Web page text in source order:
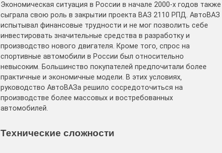
Экономическая ситуация в России в начале 2000-х годов также
сыграла свою роль в закрытии проекта ВАЗ 2110 РПД․ АвтоВАЗ
испытывал финансовые трудности и не мог позволить себе
инвестировать значительные средства в разработку и
производство нового двигателя․ Кроме того‚ спрос на
спортивные автомобили в России был относительно
невысоким․ Большинство покупателей предпочитали более
практичные и экономичные модели․ В этих условиях‚
руководство АвтоВАЗа решило сосредоточиться на
производстве более массовых и востребованных
автомобилей․
Технические сложности